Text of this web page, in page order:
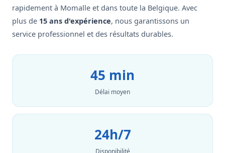
rapidement à Momalle et dans toute la Belgique. Avec
plus de 15 ans d'expérience, nous garantissons un
service professionnel et des résultats durables.
45 min
Délai moyen
24h/7
Disponibilité